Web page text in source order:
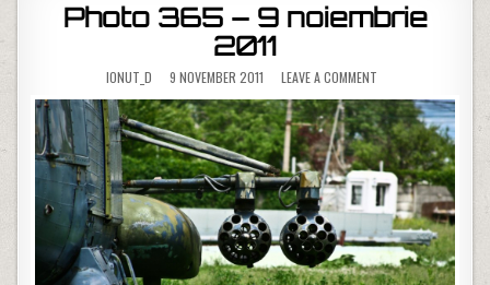
Photo 365 – 9 noiembrie
2011
IONUT_D 9 NOVEMBER 2011 LEAVE A COMMENTON PHOTO 365 – 9